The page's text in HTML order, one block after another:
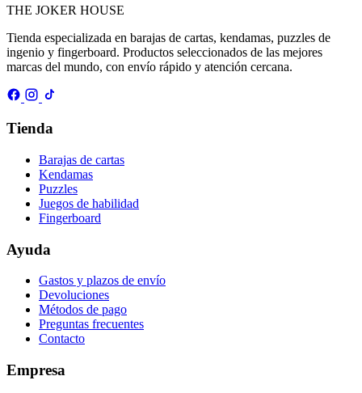
THE JOKER HOUSE
Tienda especializada en barajas de cartas, kendamas, puzzles de
ingenio y fingerboard. Productos seleccionados de las mejores
marcas del mundo, con envío rápido y atención cercana.
Tienda
Barajas de cartas
Kendamas
Puzzles
Juegos de habilidad
Fingerboard
Ayuda
Gastos y plazos de envío
Devoluciones
Métodos de pago
Preguntas frecuentes
Contacto
Empresa